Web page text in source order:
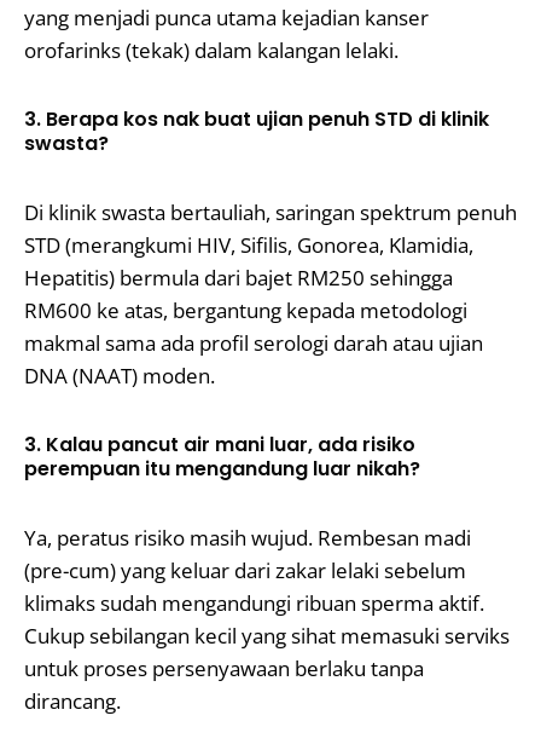
yang menjadi punca utama kejadian kanser
orofarinks (tekak) dalam kalangan lelaki.
3. Berapa kos nak buat ujian penuh STD di klinik
swasta?
Di klinik swasta bertauliah, saringan spektrum penuh
STD (merangkumi HIV, Sifilis, Gonorea, Klamidia,
Hepatitis) bermula dari bajet RM250 sehingga
RM600 ke atas, bergantung kepada metodologi
makmal sama ada profil serologi darah atau ujian
DNA (NAAT) moden.
3. Kalau pancut air mani luar, ada risiko
perempuan itu mengandung luar nikah?
Ya, peratus risiko masih wujud. Rembesan madi
(pre-cum) yang keluar dari zakar lelaki sebelum
klimaks sudah mengandungi ribuan sperma aktif.
Cukup sebilangan kecil yang sihat memasuki serviks
untuk proses persenyawaan berlaku tanpa
dirancang.